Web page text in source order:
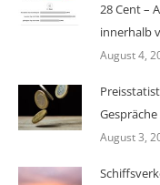
28 Cent –
innerhalb
August 4,
August 3,